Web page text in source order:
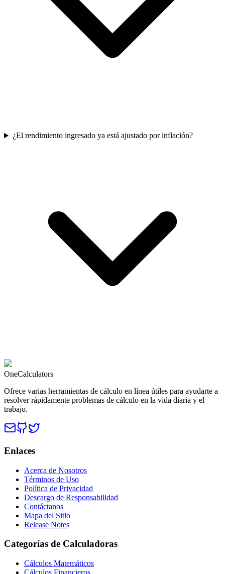
¿El rendimiento ingresado ya está ajustado por inflación?
OneCalculators
Ofrece varias herramientas de cálculo en línea útiles para ayudarte a
resolver rápidamente problemas de cálculo en la vida diaria y el
trabajo.
Enlaces
Acerca de Nosotros
Términos de Uso
Política de Privacidad
Descargo de Responsabilidad
Contáctanos
Mapa del Sitio
Release Notes
Categorías de Calculadoras
Cálculos Matemáticos